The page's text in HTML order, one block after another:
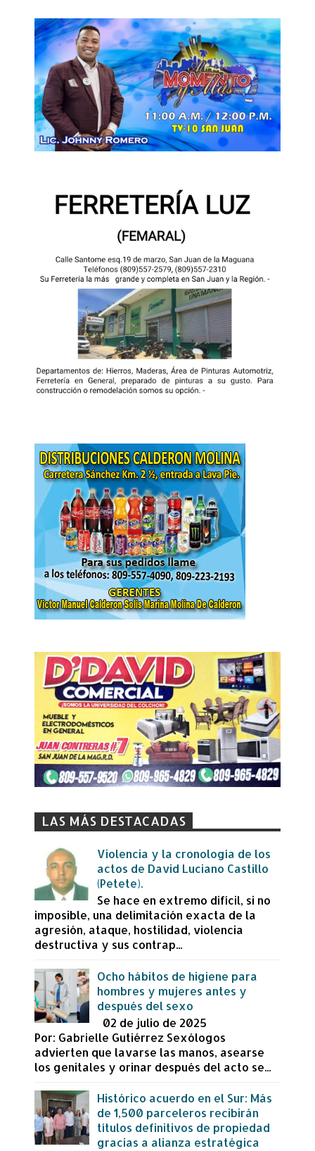
LAS MÁS DESTACADAS
Violencia y la cronología de los
actos de David Luciano Castillo
(Petete).
Se hace en extremo difícil, si no
imposible, una delimitación exacta de la
agresión, ataque, hostilidad, violencia
destructiva y sus contrap...
Ocho hábitos de higiene para
hombres y mujeres antes y
después del sexo
02 de julio de 2025
Por: Gabrielle Gutiérrez Sexólogos
advierten que lavarse las manos, asearse
los genitales y orinar después del acto se...
Histórico acuerdo en el Sur: Más
de 1,500 parceleros recibirán
títulos definitivos de propiedad
gracias a alianza estratégica